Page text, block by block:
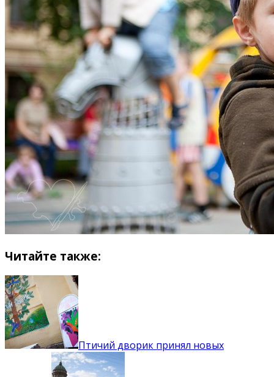
Читайте также:
Птичий дворик принял новых